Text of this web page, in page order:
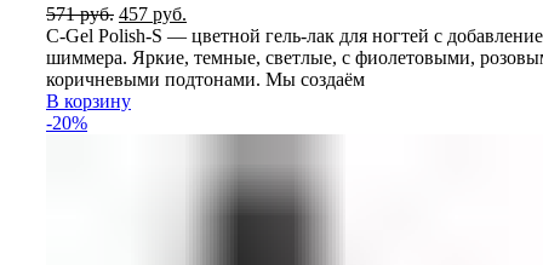
571руб. Первоначальная
цена
составляла
571
руб..
457 руб.
цена:
457
руб..
C-Gel Polish-S — цветной гель-лак для ногтей с
шиммера. Яркие, темные, светлые, с фиолетовыми,
коричневыми подтонами. Мы создаём
В корзину
-20%